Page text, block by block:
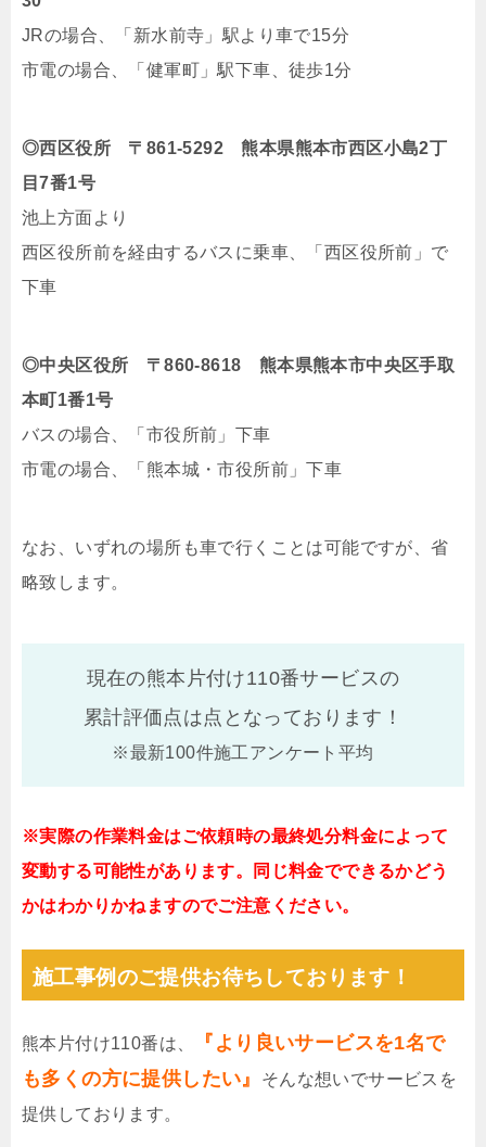
JRの場合、「新水前寺」駅より車で15分
市電の場合、「健軍町」駅下車、徒歩1分
◎西区役所 〒861-5292 熊本県熊本市西区小島2丁
目7番1号
池上方面より
西区役所前を経由するバスに乗車、「西区役所前」で
下車
◎中央区役所 〒860-8618 熊本県熊本市中央区手取
本町1番1号
バスの場合、「市役所前」下車
市電の場合、「熊本城・市役所前」下車
なお、いずれの場所も車で行くことは可能ですが、省
略致します。
現在の熊本片付け110番サービスの
累計評価点は点となっております！
※最新100件施工アンケート平均
※実際の作業料金はご依頼時の最終処分料金によって
変動する可能性があります。同じ料金でできるかどう
かはわかりかねますのでご注意ください。
施工事例のご提供お待ちしております！
熊本片付け110番は、
『より良いサービスを1名で
も多くの方に提供したい』
そんな想いでサービスを
提供しております。